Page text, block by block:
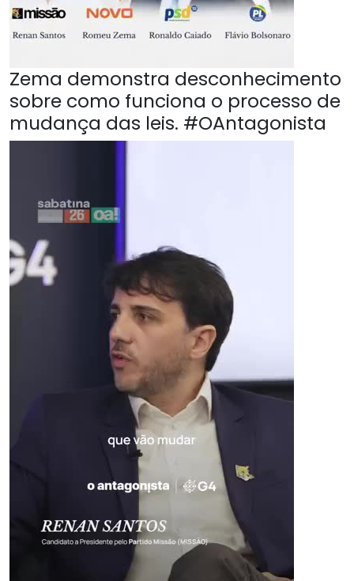
Zema demonstra desconhecimento
sobre como funciona o processo de
mudança das leis. #OAntagonista